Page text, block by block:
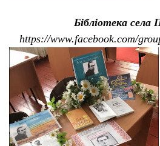
Бібліотека села
https://www.facebook.com/